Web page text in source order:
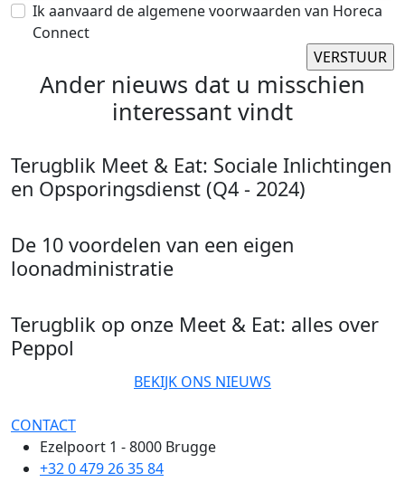
Ik aanvaard de algemene voorwaarden van Horeca
Connect
Ander nieuws dat u misschien
interessant vindt
Terugblik Meet & Eat: Sociale Inlichtingen
en Opsporingsdienst (Q4 - 2024)
De 10 voordelen van een eigen
loonadministratie
Terugblik op onze Meet & Eat: alles over
Peppol
BEKIJK ONS NIEUWS
CONTACT
Ezelpoort 1 - 8000 Brugge
+32 0 479 26 35 84